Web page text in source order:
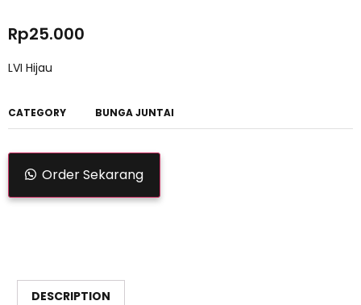
Rp25.000
LVI Hijau
CATEGORY BUNGA JUNTAI
Order Sekarang
DESCRIPTION